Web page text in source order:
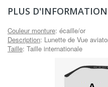
PLUS D'INFORMATION
Couleur monture: écaille/or
Description: Lunette de Vue
Taille: Taille internationale